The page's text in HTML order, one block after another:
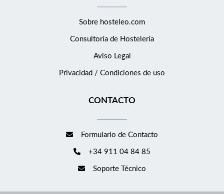
Sobre hosteleo.com
Consultoría de Hostelería
Aviso Legal
Privacidad / Condiciones de uso
CONTACTO
Formulario de Contacto
+34 911 04 84 85
Soporte Técnico